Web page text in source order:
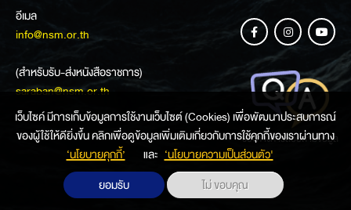
อีเมล
info@nsm.or.th
(สำหรับรับ-ส่งหนังสือราชการ)
saraban@nsm.or.th
ช่องทางการสอบถามข้อมูล
เว็บไซค์ มีการเก็บข้อมูลการใช้งานเว็บไซต์ (Cookies) เพื่อพัฒนาประสบการณ์
ของผู้ใช้ให้ดียิ่งขึ้น คลิกเพื่อดูข้อมูลเพิ่มเติมเกี่ยวกับการใช้คุกกี้ของเราผ่านทาง
‘นโยบายคุกกี้’
และ ‘นโยบายความเป็นส่วนตัว'
ยอมรับ
ไม่ ขอบคุณ